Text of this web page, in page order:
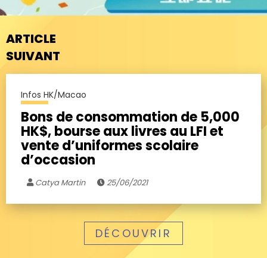
ARTICLE
SUIVANT
Infos HK/Macao
Bons de consommation de 5,000
HK$, bourse aux livres au LFI et
vente d’uniformes scolaire
d’occasion
Catya Martin 25/06/2021
DÉCOUVRIR